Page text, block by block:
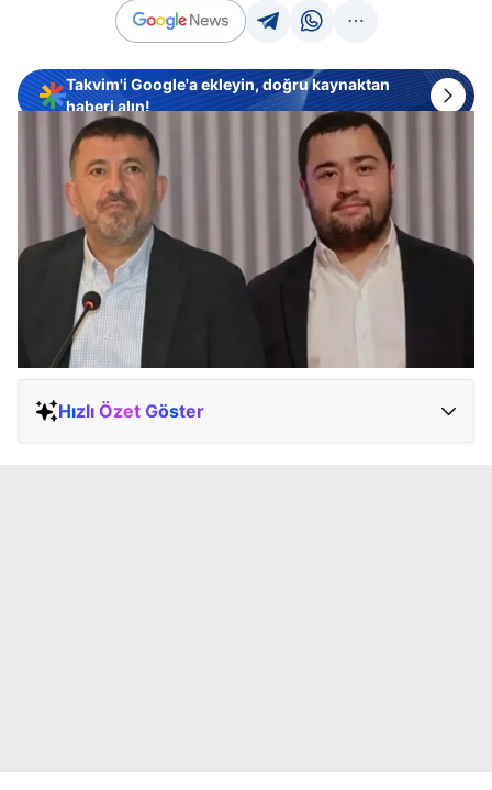
Takvim'i Google'a ekleyin, doğru kaynaktan
haberi alın!
Hızlı Özet Göster